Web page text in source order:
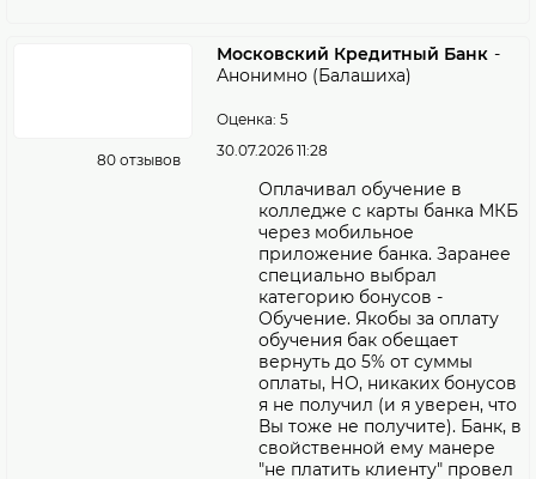
80 отзывов
Московский Кредитный Банк -
Анонимно (Балашиха)
Оценка: 5
30.07.2026 11:28
Оплачивал обучение в
колледже с карты банка МКБ
через мобильное
приложение банка. Заранее
специально выбрал
категорию бонусов -
Обучение. Якобы за оплату
обучения бак обещает
вернуть до 5% от суммы
оплаты, НО, никаких бонусов
я не получил (и я уверен, что
Вы тоже не получите). Банк, в
свойственной ему манере
"не платить клиенту" провел